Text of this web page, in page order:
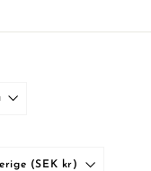
Sverige (SEK kr)